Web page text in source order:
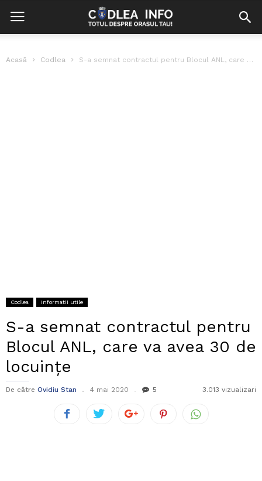
Acasă Codlea S-a semnat contractul pentru Blocul ANL, care va avea 30 de locuințe
Codlea Informatii utile
S-a semnat contractul pentru
Blocul ANL, care va avea 30 de
locuințe
De către Ovidiu Stan 4 mai 2020 5 3.013 vizualizari